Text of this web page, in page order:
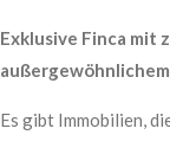
Exklusive Finca mit
Es gibt Immobilien,